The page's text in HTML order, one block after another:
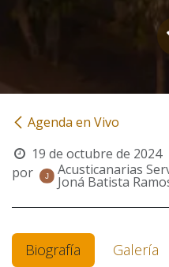
Agenda en Vivo
19 de octubre de 2024
por
Acusticanarias
Joná Batista
Biografía Galería